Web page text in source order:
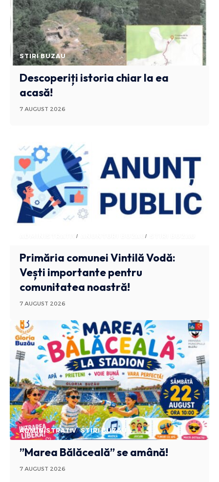
STIRI BUZAU
Descoperiți istoria chiar la ea
acasă!
7 AUGUST 2026
ADMINISTRATIV ANUNTURI BUZAU
Primăria comunei Vintilă Vodă:
Vești importante pentru
comunitatea noastră!
7 AUGUST 2026
ADMINISTRATIV STIRI BUZAU
”Marea Bălăceală” se amână!
7 AUGUST 2026